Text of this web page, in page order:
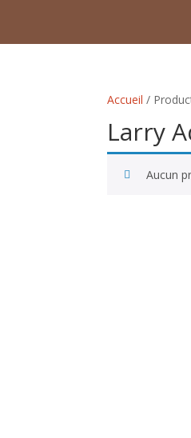
Accueil /
Larry
Aucun